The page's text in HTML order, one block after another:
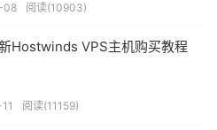
08 阅读(10903)
Hostwinds VPS主机购买教程
阅读(11159)